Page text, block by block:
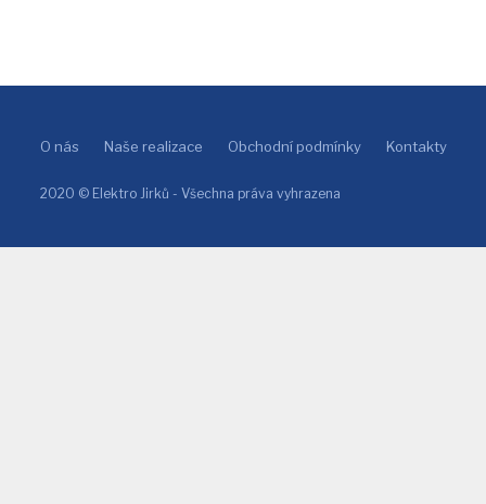
O nás Naše realizace Obchodní podmínky Kontakty
2020 © Elektro Jirků - Všechna práva vyhrazena